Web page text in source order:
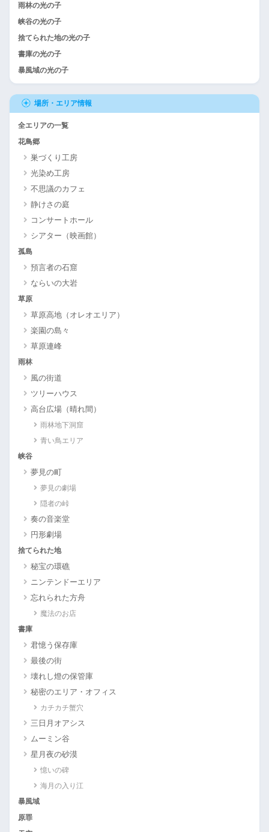
雨林の光の子
峡谷の光の子
捨てられた地の光の子
書庫の光の子
暴風域の光の子
場所・エリア情報
全エリアの一覧
花鳥郷
巣づくり工房
光染め工房
不思議のカフェ
静けさの庭
コンサートホール
シアター（映画館）
孤島
預言者の石窟
ならいの大岩
草原
草原高地（オレオエリア）
楽園の島々
草原連峰
雨林
風の街道
ツリーハウス
高台広場（晴れ間）
雨林地下洞窟
青い鳥エリア
峡谷
夢見の町
夢見の劇場
隠者の峠
奏の音楽堂
円形劇場
捨てられた地
秘宝の環礁
ニンテンドーエリア
忘れられた方舟
魔法のお店
書庫
君憶う保存庫
最後の街
壊れし燈の保管庫
秘密のエリア・オフィス
カチカチ蟹穴
三日月オアシス
ムーミン谷
星月夜の砂漠
憶いの碑
海月の入り江
暴風域
原罪